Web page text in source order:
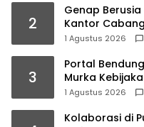
2
Genap Berusia
Kantor
Suksesnya ?
1 Agustus 2026
3
Portal
Murka
Rakyat
1 Agustus 2026
Kolaborasi di